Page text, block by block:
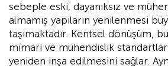
sebeple eski, dayanıksız ve
almamış yapıların yenilenmesi
taşımaktadır. Kentsel dönüşüm,
mimari ve mühendislik
yeniden inşa edilmesini sağlar.